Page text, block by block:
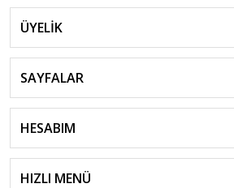
ÜYELİK
SAYFALAR
HESABIM
HIZLI MENÜ